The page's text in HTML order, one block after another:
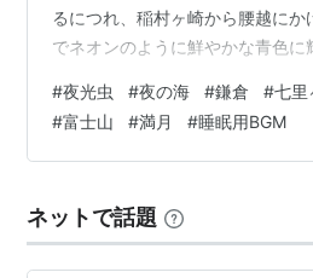
るにつれ、稲村ヶ崎から腰越にか
でネオンのように鮮やかな青色に
照らす満月、遠くきらめく江ノ島
に広がる、胎動するように青く燃
つかの偶然が重なった、奇跡の
動画をYouTubeの癒やしBGMに
よい波の音と、静かなイン…
#夜光虫 #夜の海 #鎌倉 #七里
#富士山 #満月 #睡眠用BGM
ネットで話題